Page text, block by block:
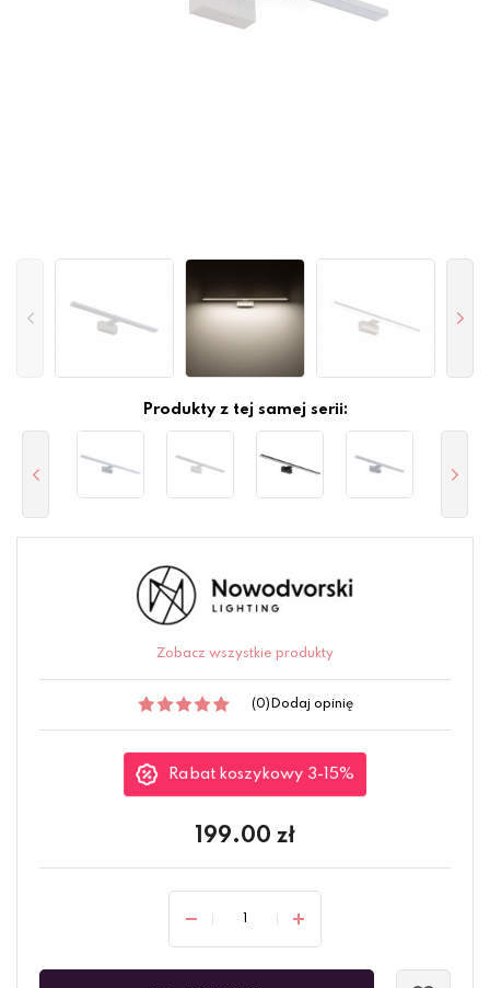
Produkty z tej samej serii:
Zobacz wszystkie produkty
(0) Dodaj opinię
Rabat koszykowy 3-15%
199.00 zł